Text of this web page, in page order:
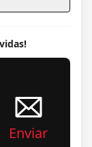
Enviar